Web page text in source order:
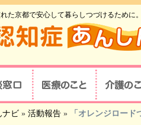
た京都で安心して暮らしつづけるために。
窓口
認知症
医療のこと
医療の重要性
介護のこ
介護の重
ナビ » 活動報告 » 「オレンジロー